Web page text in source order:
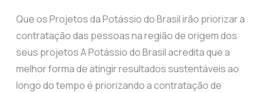
Que os Projetos da Potássio do Brasil irão priorizar a
contratação das pessoas na região de origem dos
seus projetos A Potássio do Brasil acredita que a
melhor forma de atingir resultados sustentáveis ao
longo do tempo é priorizando a contratação de